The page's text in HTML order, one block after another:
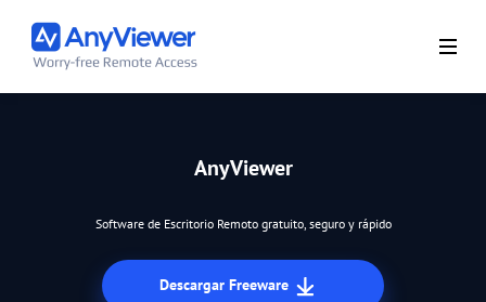
AnyViewer
Software de Escritorio Remoto gratuito, seguro y rápido
Descargar Freeware